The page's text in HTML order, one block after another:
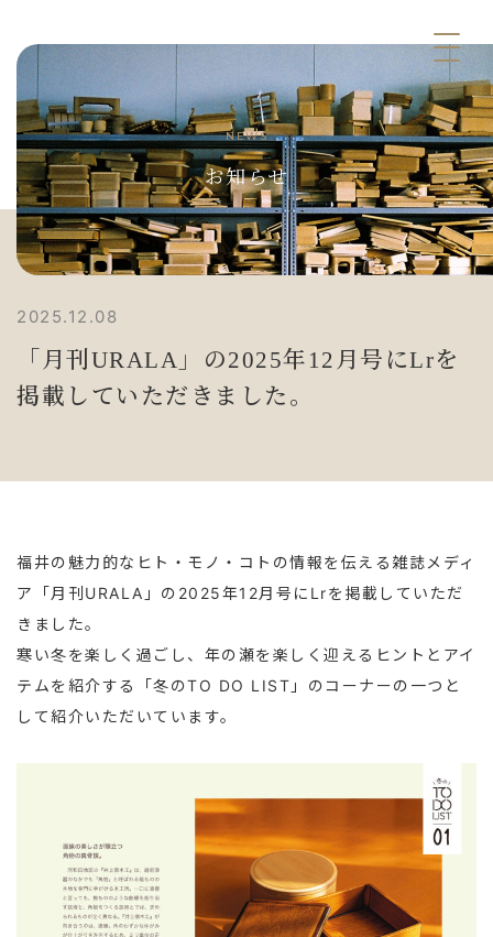
NEWS
お知らせ
2025.12.08
「月刊URALA」の2025年12月号にLrを
掲載していただきました。
福井の魅力的なヒト・モノ・コトの情報を伝える雑誌メディ
ア「月刊URALA」の2025年12月号にLrを掲載していただ
きました。
寒い冬を楽しく過ごし、年の瀬を楽しく迎えるヒントとアイ
テムを紹介する「冬のTO DO LIST」のコーナーの一つと
して紹介いただいています。